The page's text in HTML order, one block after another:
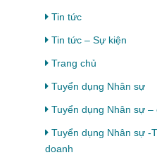
Tin tức
Tin tức – Sự kiện
Trang chủ
Tuyển dụng Nhân sự
Tuyển dụng Nhân sự
Tuyển dụng Nhân sự -
doanh